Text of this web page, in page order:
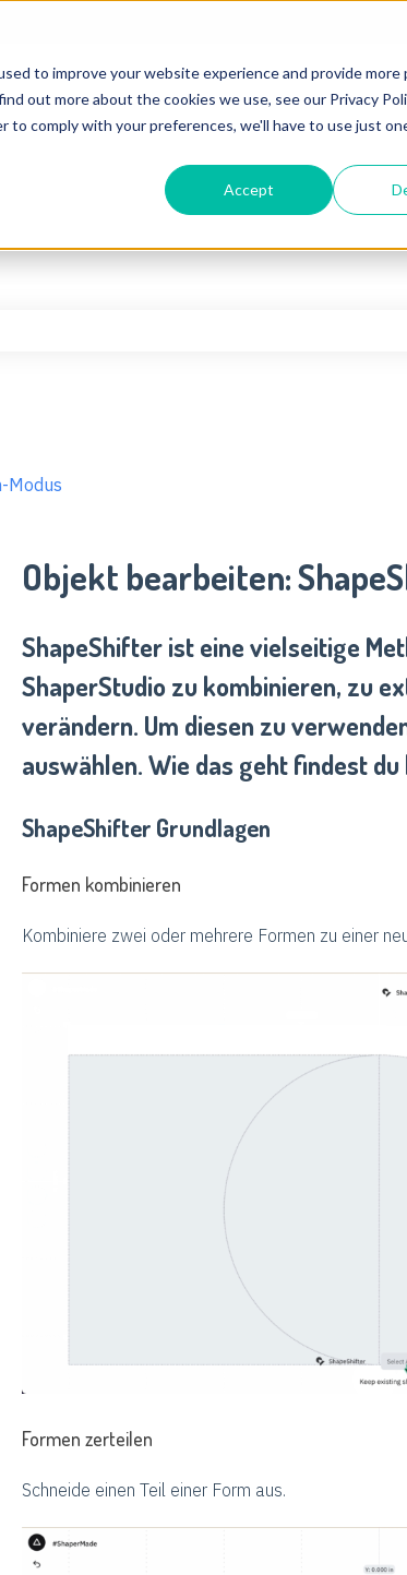
to improve your website experience and provide more
out more about the cookies we use, see our Privacy
comply with your preferences, we'll have to use just
Accept
Modus
Objekt bearbeiten:
ShapeShifter ist eine vielseitige
ShaperStudio zu kombinieren, zu
verändern. Um diesen zu
auswählen. Wie das geht findest du
ShapeShifter Grundlagen
Formen kombinieren
Kombiniere zwei oder mehrere Formen zu einer
Formen zerteilen
Schneide einen Teil einer Form aus.